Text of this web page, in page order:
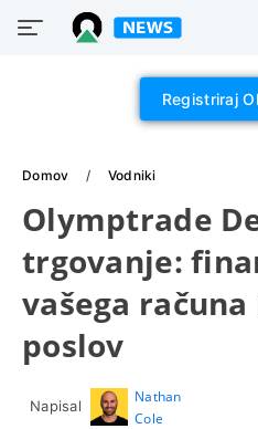
Registriraj
Domov Vodniki
Olymptrade
trgovanje:
vašega
poslov
Napisal
Nathan
Cole